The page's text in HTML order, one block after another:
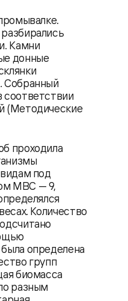
Камни
донные
Собранный
соответствии
(Методические
проходила
под
МВС — 9,
Количество
определена
групп
биомасса
разным